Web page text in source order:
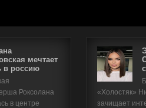
мечтает
в россию
Роксолана
в центре
«Холостяк»
зачищает
Имя